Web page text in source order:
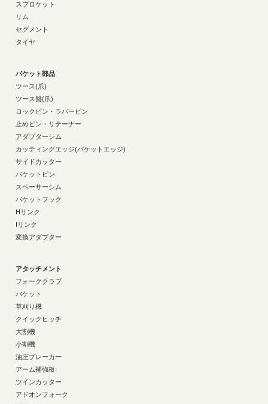
スプロケット
リム
セグメント
タイヤ
バケット部品
ツース(爪)
ツース盤(爪)
ロックピン・ラバーピン
止めピン・リテーナー
アダプターシム
カッティングエッジ(バケットエッジ)
サイドカッター
バケットピン
スペーサーシム
バケットフック
Hリンク
Iリンク
変換アダプター
アタッチメント
フォーククラブ
バケット
草刈り機
クイックヒッチ
大割機
小割機
油圧ブレーカー
アーム補強板
ツインカッター
アドオンフォーク